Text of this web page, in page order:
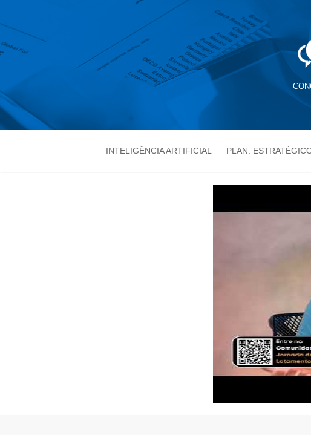
INTELIGÊNCIA ARTIFICIAL PLAN.